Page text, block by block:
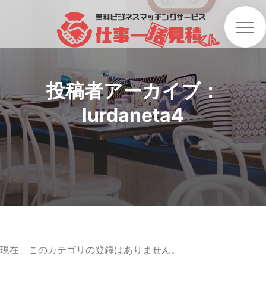
投稿者アーカイブ：
lurdaneta4
現在、このカテゴリの登録はありません。